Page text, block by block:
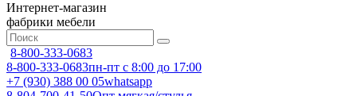
Интернет-магазин
фабрики мебели
8-800-333-0683
8-800-333-0683пн-пт с 8:00 до 17:00
+7 (930) 388 00 05whatsapp